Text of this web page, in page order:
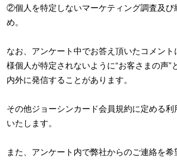
②個人を特定しないマーケティング調査及び
め。
なお、アンケート中でお答え頂いたコメン
様個人が特定されないように“お客さまの声”
内外に発信することがあります。
その他ジョーシンカード会員規約に定める利
いたします。
また、アンケート内で弊社からのご連絡を